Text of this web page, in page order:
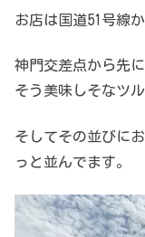
お店は国道51号線
神門交差点から先
そう美味しそなツ
そしてその並びに
っと並んでます。